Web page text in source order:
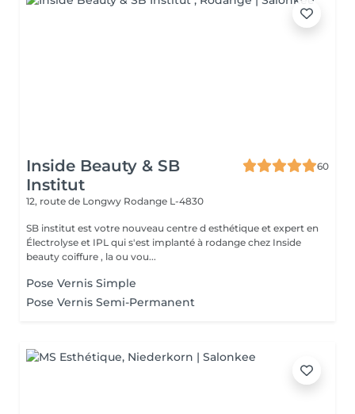
Inside Beauty & SB
Institut
60
12, route de Longwy Rodange L-4830
SB institut est votre nouveau centre d esthétique et expert en
Électrolyse et IPL qui s'est implanté à rodange chez Inside
beauty coiffure , la ou vou...
Pose Vernis Simple
Pose Vernis Semi-Permanent